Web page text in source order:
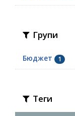
Групи
Бюджет 1
Теги